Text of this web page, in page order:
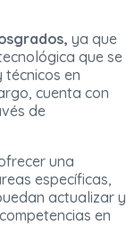
ya que
que se
en
cuenta con
de
una
específicas,
actualizar y
en